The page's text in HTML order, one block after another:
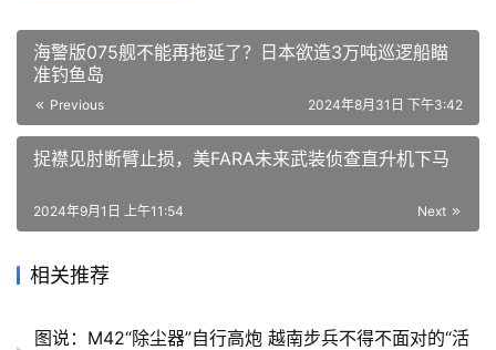
海警版075舰不能再拖延了？日本欲造3万吨巡逻船瞄
准钓鱼岛
Previous 2024年8月31日 下午3:42
捉襟见肘断臂止损，美FARA未来武装侦查直升机下马
Next
2024年9月1日 上午11:54
相关推荐
图说：M42“除尘器”自行高炮 越南步兵不得不面对的“活